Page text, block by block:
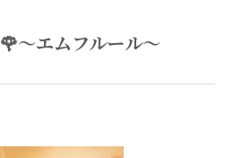
エムフルール〜